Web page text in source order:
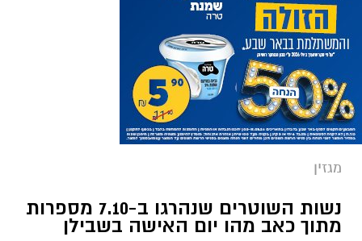
מגזין
נשות השוטרים שנהרגו ב-7.10 מספרות
מתוך כאב מהו יום האישה בשבילן